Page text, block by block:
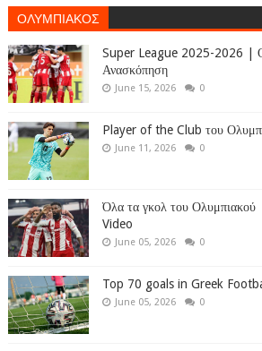
ΟΛΥΜΠΙΑΚΟΣ
Super League 2025-2026 |
Ανασκόπηση
June 15, 2026 0
Player of the Club του
June 11, 2026 0
Όλα τα γκολ του
Video
June 05, 2026 0
Top 70 goals in Greek
June 05, 2026 0